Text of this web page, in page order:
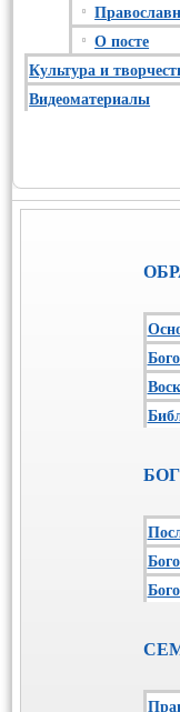
О посте
Культура и
Видеоматериалы